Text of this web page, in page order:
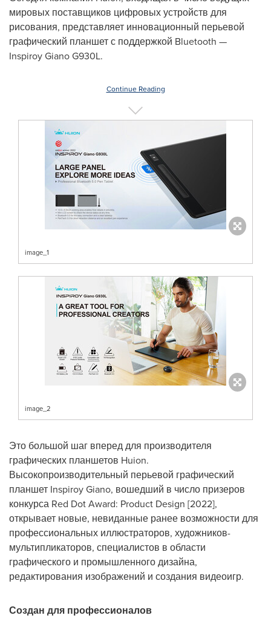
мировых поставщиков цифровых устройств для
рисования, представляет инновационный перьевой
графический планшет с поддержкой Bluetooth —
Inspiroy Giano G930L.
Continue Reading
image_1
image_2
Это большой шаг вперед для производителя
графических планшетов Huion.
Высокопроизводительный перьевой графический
планшет Inspiroy Giano, вошедший в число призеров
конкурса Red Dot Award: Product Design [2022],
открывает новые, невиданные ранее возможности для
профессиональных иллюстраторов, художников-
мультипликаторов, специалистов в области
графического и промышленного дизайна,
редактирования изображений и создания видеоигр.
Создан для профессионалов